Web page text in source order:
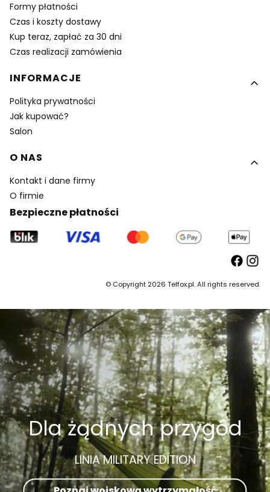
Formy płatności
Czas i koszty dostawy
Kup teraz, zapłać za 30 dni
Czas realizacji zamówienia
INFORMACJE
Polityka prywatności
Jak kupować?
Salon
O NAS
Kontakt i dane firmy
O firmie
Bezpieczne płatności
© Copyright 2026 Telfox.pl. All rights reserved.
Dla żądnych przygód
LINIA MILITARY EDITION